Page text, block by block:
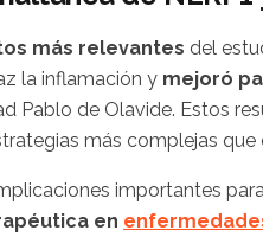
más relevantes del
la inflamación y mejoró
Pablo de Olavide. Estos
más complejas que
importantes
en